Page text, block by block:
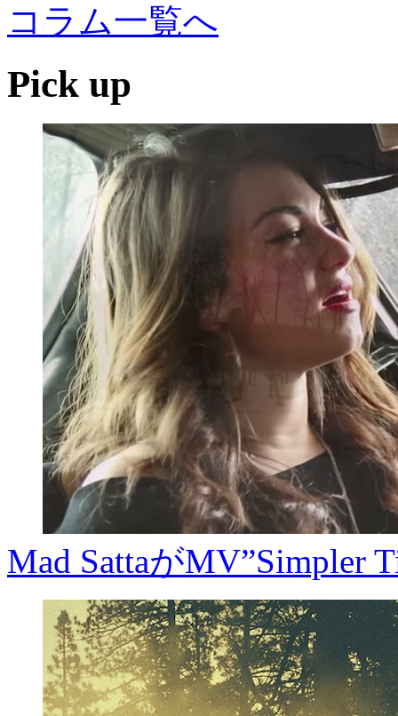
コラム一覧へ
Pick up
Mad SattaがMV”Simpler